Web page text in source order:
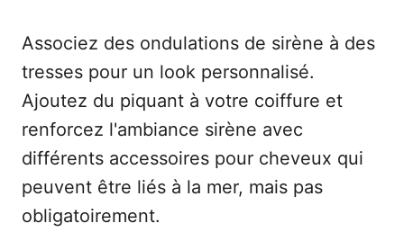
Associez des ondulations de sirène à des
tresses pour un look personnalisé.
Ajoutez du piquant à votre coiffure et
renforcez l'ambiance sirène avec
différents accessoires pour cheveux qui
peuvent être liés à la mer, mais pas
obligatoirement.